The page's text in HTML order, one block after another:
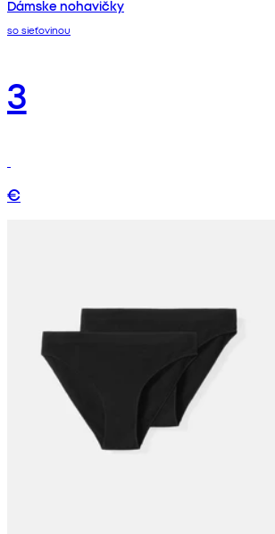
Dámske nohavičky
so sieťovinou
3
€